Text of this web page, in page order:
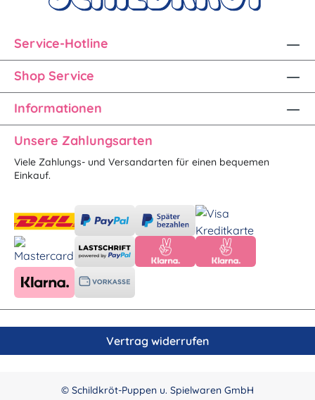
Service-Hotline
Shop Service
Informationen
Unsere Zahlungsarten
Viele Zahlungs- und Versandarten für einen bequemen
Einkauf.
Vertrag widerrufen
© Schildkröt-Puppen u. Spielwaren GmbH